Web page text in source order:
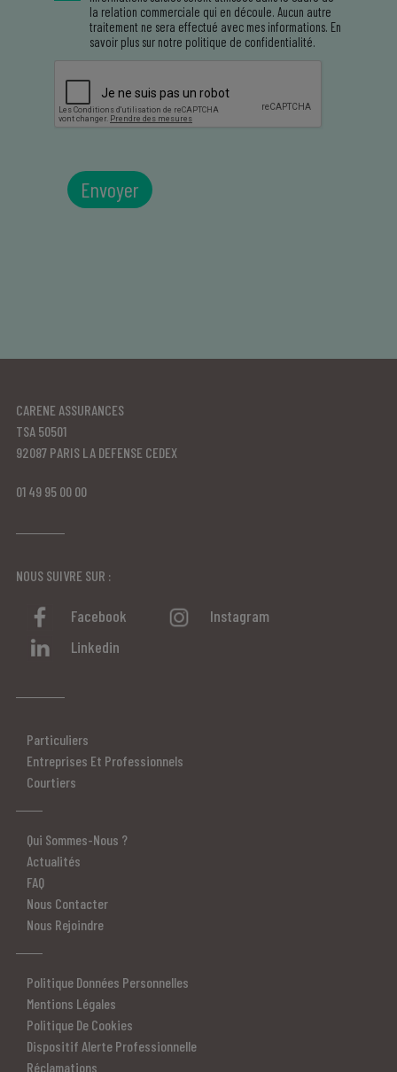
la relation commerciale qui en découle. Aucun autre
traitement ne sera effectué avec mes informations. En
savoir plus sur notre politique de confidentialité.
CARENE ASSURANCES
TSA 50501
92087 PARIS LA DEFENSE CEDEX
01 49 95 00 00
NOUS SUIVRE SUR :
Facebook
Instagram
Linkedin
Particuliers
Entreprises Et Professionnels
Courtiers
Qui Sommes-Nous ?
Actualités
FAQ
Nous Contacter
Nous Rejoindre
Politique Données Personnelles
Mentions Légales
Politique De Cookies
Dispositif Alerte Professionnelle
Réclamations